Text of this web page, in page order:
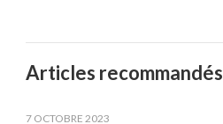
Articles recommandés
7 OCTOBRE 2023